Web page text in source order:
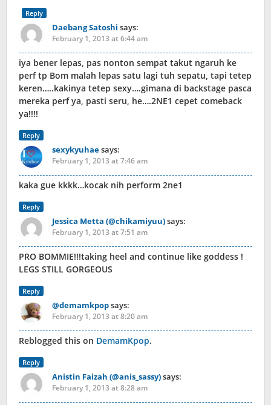
Reply
Daebang Satoshi says:
February 1, 2013 at 6:44 am
iya bener lepas, pas nonton sempat takut ngaruh ke
perf tp Bom malah lepas satu lagi tuh sepatu, tapi tetep
keren…..kakinya tetep sexy….gimana di backstage pasca
mereka perf ya, pasti seru, he….2NE1 cepet comeback
ya!!!!
Reply
sexykyuhaesays:
February 1, 2013 at 7:46 am
kaka gue kkkk…kocak nih perform 2ne1
Reply
Jessica Metta (@chikamiyuu)says:
February 1, 2013 at 7:51 am
PRO BOMMIE!!!taking heel and continue like goddess !
LEGS STILL GORGEOUS
Reply
@demamkpopsays:
February 1, 2013 at 8:20 am
Reblogged this on DemamKpop.
Reply
Anistin Faizah (@anis_sassy)says:
February 1, 2013 at 8:28 am